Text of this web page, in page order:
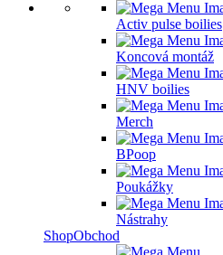
Activ pulse boilies
Koncová montáž
HNV boilies
Merch
BPoop
Poukážky
Nástrahy
ShopObchod